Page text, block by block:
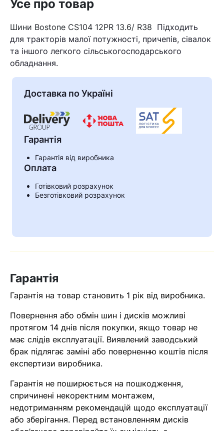
Кошик
У кошику немає товарів.
Ваш номер надіслано.
Оператор зв’яжеться з вами
Усе про товар
Шини Bostone CS104 12PR 13.6/ R38 Підходить
для тракторів малої потужності, причепів, сівалок
та іншого легкого сільськогосподарського
обладнання.
Доставка по Україні
Гарантія
Гарантія від виробника
Оплата
Готівковий розрахунок
Безготівковий розрахунок
Гарантія
Гарантія на товар становить 1 рік від виробника.
Повернення або обмін шин і дисків можливі
протягом 14 днів після покупки, якщо товар не
має слідів експлуатації. Виявлений заводський
брак підлягає заміні або поверненню коштів після
експертизи виробника.
Гарантія не поширюється на пошкодження,
спричинені некоректним монтажем,
недотриманням рекомендацій щодо експлуатації
або зберігання. Перед встановленням дисків